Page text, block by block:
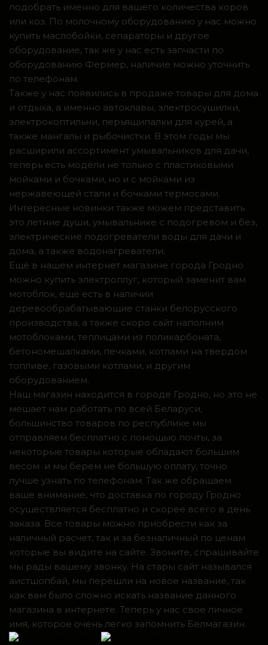
подобрать именно для вашего количества коров
или коз. По молочному оборудованию у нас можно
купить маслобойки, сепараторы и другое
оборудование, так же у нас есть запчасти по
оборудованию Фермер, наличие можно уточнить
по телефонам.
Также у нас появились в продаже товары для дома
и отдыха, а именно автоклавы, электросушилки,
электрокоптильни, перьящипалки для курей, а
также мангалы и рыбочистки. В этом годы мы
расширили ассортимент умывальников для дачи,
теперь есть модели не только с пластиковыми
мойками и бочками, но и с мойками из
нержавеющей стали и бочками термосами.
Интересные новинки также можем представить
это летние души, умывальнике с подогревом и без,
электрические подогреватели воды для дачи и
дома, а также водонагреватели.
Ещё в нашем интернет магазине города Гродно
можно купить электроплуг, который заменит вам
мотоблок, ещё есть в наличии
деревообрабатывающие станки белорусского
производства, а также скоро сайт наполним
мотоблоками, теплицами из поликарбоната,
бетономешалками, печками, котлами на твердом
топливе, газовыми котлами, и другим
оборудованием.
Наш магазин находится в городе Гродно, но это не
мешает нам работать по всей Беларуси,
большинство товаров по республике мы
отправляем бесплатно с помощью почты, за
некоторые товары которые обладают большим
весом и мы берем не большую оплату, точно
лучше узнать по телефонам. Так же обращаем
ваше внимание, что доставка по городу Гродно
осуществляется бесплатно и скорее всего в день
заказа. Все товары можно приобрести как за
наличный расчет, так и за безналичный по ценам
которые вы видите на сайте. Звоните, спрашивайте
мы рады вашему звонку. На стары сайт назывался
аистшопбай, мы перешли на новое название, так
как вам было сложно искать название данного
магазина в интернете. Теперь у нас свое личное
имя, которое очень легко запомнить Белмагазин.